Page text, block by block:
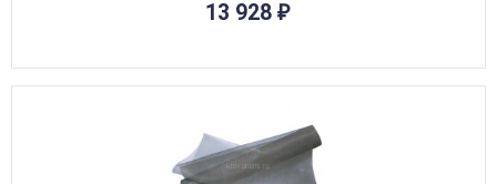
13 928 ₽